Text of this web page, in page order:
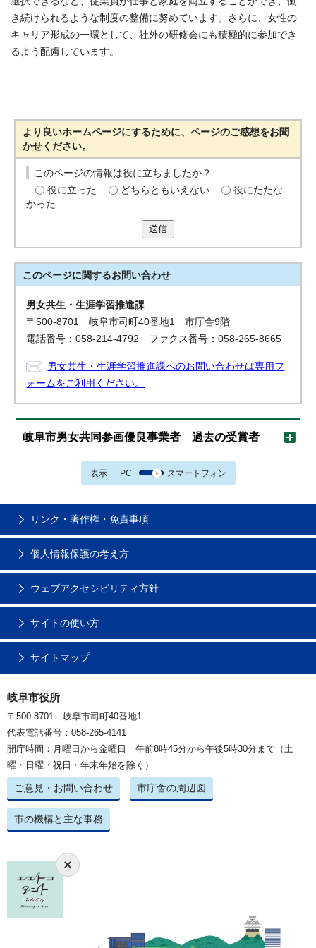
き続けられるような制度の整備に努めています。さらに、女性の
キャリア形成の一環として、社外の研修会にも積極的に参加でき
るよう配慮しています。
より良いホームページにするために、ページのご感想をお聞
かせください。
このページの情報は役に立ちましたか？
役に立った
どちらともいえない
役にたたな
かった
送信
このページに関するお問い合わせ
男女共生・生涯学習推進課
〒500-8701 岐阜市司町40番地1 市庁舎9階
電話番号：058-214-4792 ファクス番号：058-265-8665
男女共生・生涯学習推進課へのお問い合わせは専用フ
ォームをご利用ください。
岐阜市男女共同参画優良事業者 過去の受賞者
表示 PC スマートフォン
リンク・著作権・免責事項
個人情報保護の考え方
ウェブアクセシビリティ方針
サイトの使い方
サイトマップ
岐阜市役所
〒500-8701 岐阜市司町40番地1
代表電話番号：058-265-4141
開庁時間：月曜日から金曜日 午前8時45分から午後5時30分まで（土
曜・日曜・祝日・年末年始を除く）
ご意見・お問い合わせ 市庁舎の周辺図
市の機構と主な事務